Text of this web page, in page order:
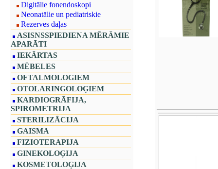
Digitālie fonendoskopi
Neonatālie un pediatriskie
Rezerves daļas
ASISNSSPIEDIENA MĒRĀMIE
APARĀTI
IEKĀRTAS
MĒBELES
OFTALMOLOGIEM
OTOLARINGOLOĢIEM
KARDIOGRĀFIJA,
SPIROMETRIJA
STERILIZĀCIJA
GAISMA
FIZIOTERAPIJA
GINEKOLOĢIJA
KOSMETOLOĢIJA